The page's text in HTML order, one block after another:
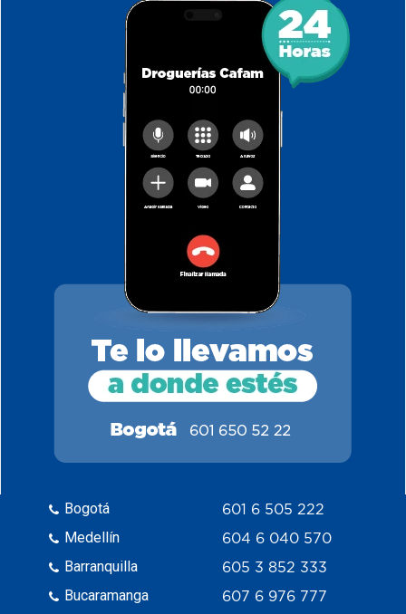
Bogotá
Medellín
Barranquilla
Bucaramanga
601 6 505 222
604 6 040 570
605 3 852 333
607 6 976 777